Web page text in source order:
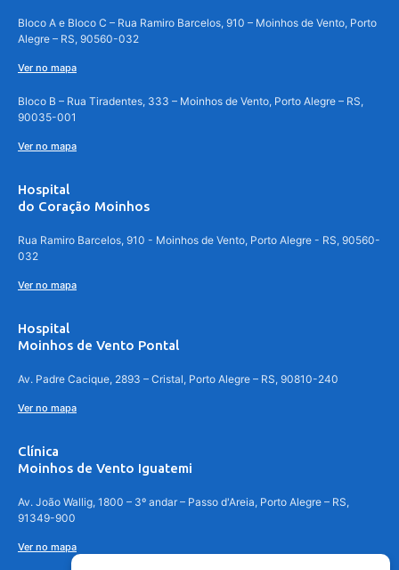
Bloco A e Bloco C – Rua Ramiro Barcelos, 910 – Moinhos de Vento, Porto
Alegre – RS, 90560-032
Ver no mapa
Bloco B – Rua Tiradentes, 333 – Moinhos de Vento, Porto Alegre – RS,
90035-001
Ver no mapa
Hospital
do Coração Moinhos
Rua Ramiro Barcelos, 910 - Moinhos de Vento, Porto Alegre - RS, 90560-
032
Ver no mapa
Hospital
Moinhos de Vento Pontal
Av. Padre Cacique, 2893 – Cristal, Porto Alegre – RS, 90810-240
Ver no mapa
Clínica
Moinhos de Vento Iguatemi
Av. João Wallig, 1800 – 3º andar – Passo d'Areia, Porto Alegre – RS,
91349-900
Ver no mapa